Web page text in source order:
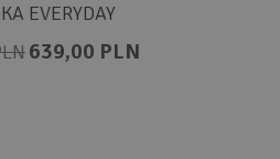
EVERYDAY
639,00 PLN